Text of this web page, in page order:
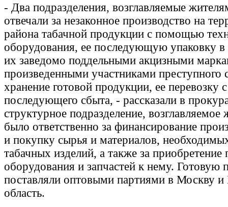
- Два подразделения, возглавляемые
отвечали за незаконное производство на
района табачной продукции с помощью
оборудования, ее последующую упаковку в
их заведомо поддельными акцизными
произведенными участниками преступного
хранение готовой продукции, ее перевозку
последующего сбыта, - рассказали в
структурное подразделение,
было ответственно за финансирование
и покупку сырья и материалов,
табачных изделий, а также за приобретение
оборудования и запчастей к нему. Готовую
поставляли оптовыми партиями в Москву
область.